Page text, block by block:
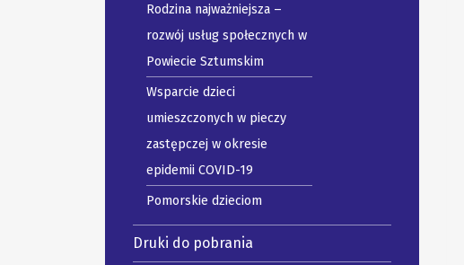
Rodzina najważniejsza –
rozwój usług społecznych w
Powiecie Sztumskim
Wsparcie dzieci
umieszczonych w pieczy
zastępczej w okresie
epidemii COVID-19
Pomorskie dzieciom
Druki do pobrania